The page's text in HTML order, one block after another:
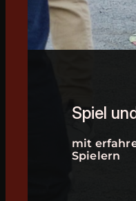
Spiel
mit
Spielern